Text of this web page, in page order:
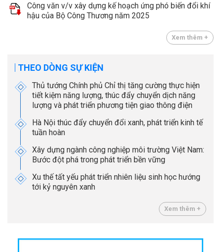
Công văn v/v xây dựng kế hoạch ứng phó biến đổi khí
hậu của Bộ Công Thương năm 2025
Xem thêm +
THEO DÒNG SỰ KIỆN
Thủ tướng Chính phủ Chỉ thị tăng cường thực hiện
tiết kiệm năng lượng, thúc đẩy chuyển dịch năng
lượng và phát triển phương tiện giao thông điện
Hà Nội thúc đẩy chuyển đổi xanh, phát triển kinh tế
tuần hoàn
Xây dựng ngành công nghiệp môi trường Việt Nam:
Bước đột phá trong phát triển bền vững
Xu thế tất yếu phát triển nhiên liệu sinh học hướng
tới kỷ nguyên xanh
Xem thêm +